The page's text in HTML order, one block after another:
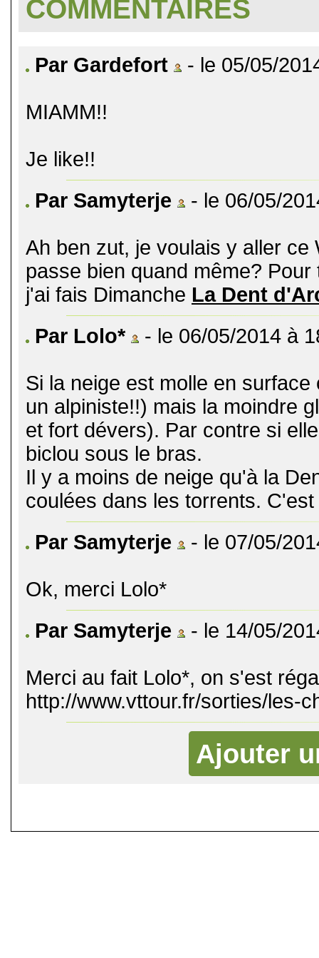
COMMENTAIRES
Par Gardefort - le 05/05/
MIAMM!!
Je like!!
Par Samyterje
- le 06/05/
Ah ben zut, je voulais y aller
passe bien quand même?
j'ai fais Dimanche La Dent
Par Lolo*
- le 06/05/2014 à
Si la neige est molle en
un alpiniste!!) mais la moindre
et fort dévers). Par contre si
biclou sous le bras.
Il y a moins de neige qu'à la
coulées dans les torrents.
Par Samyterje
- le 07/05/
Ok, merci Lolo*
Par Samyterje
- le 14/05/
Merci au fait Lolo*, on s'est
http://www.vttour.fr/sorties/les-
Ajouter